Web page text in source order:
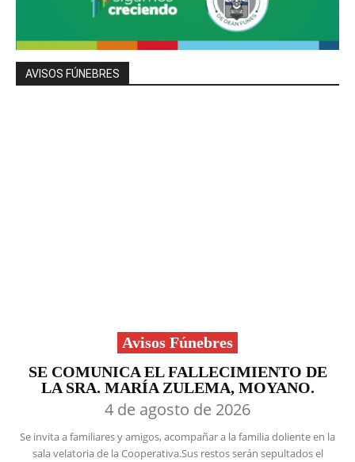
AVISOS FÚNEBRES
Avisos Fúnebres
SE COMUNICA EL FALLECIMIENTO DE
LA SRA. MARÍA ZULEMA, MOYANO.
4 de agosto de 2026
Se invita a familiares y amigos, acompañar a la familia doliente en la
sala velatoria de la Cooperativa.Sus restos serán sepultados el